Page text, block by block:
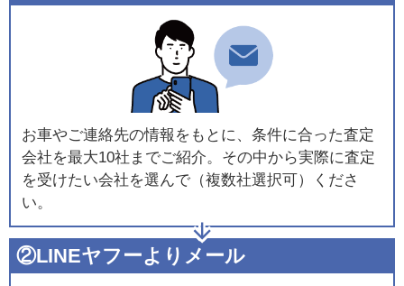
お車やご連絡先の情報をもとに、条件に合った査定
会社を最大10社までご紹介。その中から実際に査定
を受けたい会社を選んで（複数社選択可）くださ
い。
②LINEヤフーよりメール